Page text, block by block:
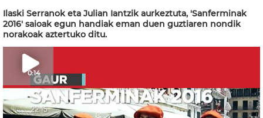
Ilaski Serranok eta Julian Iantzik aurkeztuta, 'Sanferminak
2016' saioak egun handiak eman duen guztiaren nondik
norakoak aztertuko ditu.
0:14